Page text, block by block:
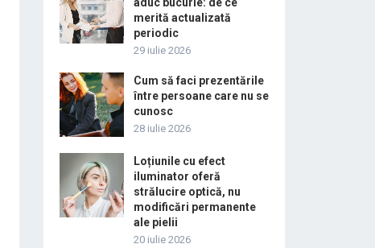
merită actualizată
periodic
29 iulie 2026
Cum să faci prezentările
între persoane care nu se
cunosc
28 iulie 2026
Loțiunile cu efect
iluminator oferă
strălucire optică, nu
modificări permanente
ale pielii
20 iulie 2026